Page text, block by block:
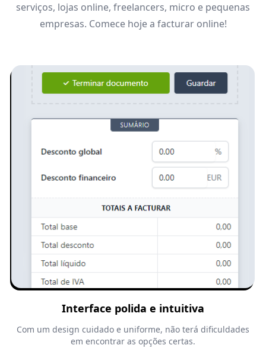
serviços, lojas online, freelancers, micro e pequenas
empresas. Comece hoje a facturar online!
Interface polida e intuitiva
Com um design cuidado e uniforme, não terá dificuldades
em encontrar as opções certas.